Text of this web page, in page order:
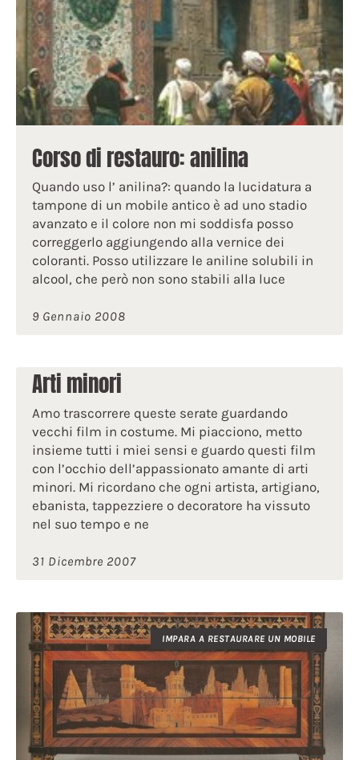
Corso di restauro: anilina
Quando uso l’ anilina?: quando la lucidatura a
tampone di un mobile antico è ad uno stadio
avanzato e il colore non mi soddisfa posso
correggerlo aggiungendo alla vernice dei
coloranti. Posso utilizzare le aniline solubili in
alcool, che però non sono stabili alla luce
9 Gennaio 2008
Arti minori
Amo trascorrere queste serate guardando
vecchi film in costume. Mi piacciono, metto
insieme tutti i miei sensi e guardo questi film
con l’occhio dell’appassionato amante di arti
minori. Mi ricordano che ogni artista, artigiano,
ebanista, tappezziere o decoratore ha vissuto
nel suo tempo e ne
31 Dicembre 2007
IMPARA A RESTAURARE UN MOBILE